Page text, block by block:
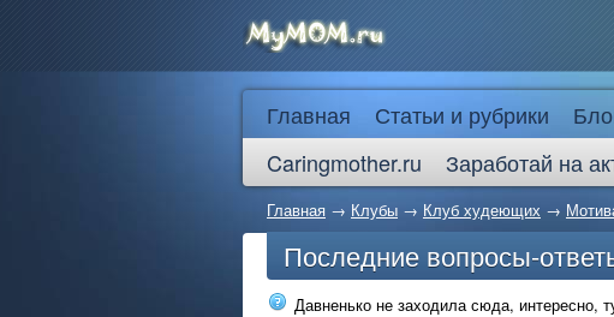
Главная Статьи и рубрики
Caringmother.ru
Заработай на
Главная → Клубы → Клуб худеющих →
Последние вопросы-
Давненько не заходила сюда, интересно,